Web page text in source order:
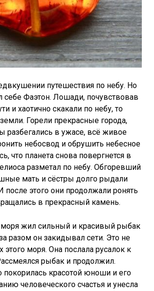
путешествия по небу. Но
себе Фаэтон. Лошади, почувствовав
и хаотично скакали по небу, то
Горели прекрасные города,
разбегались в ужасе, всё живое
небосвод и обрушить небесное
что планета снова повергнется в
разметал по небу. Обгоревший
мать и сёстры долго рыдали
после этого они продолжали ронять
в прекрасный камень.
моря жил сильный и красивый рыбак
разом он закидывал сети. Это не
моря. Она послала русалок к
рыбак и продолжил.
покорилась красотой юноши и его
человеческого счастья и унесла